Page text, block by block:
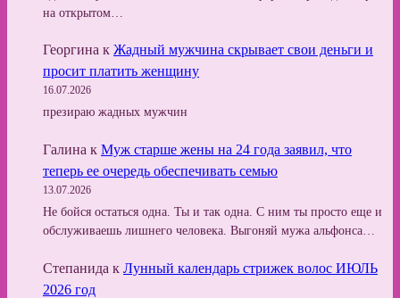
на открытом…
Георгина к Жадный мужчина скрывает свои деньги и
просит платить женщину
16.07.2026
презираю жадных мужчин
Галина к Муж старше жены на 24 года заявил, что
теперь ее очередь обеспечивать семью
13.07.2026
Не бойся остаться одна. Ты и так одна. С ним ты просто еще и
обслуживаешь лишнего человека. Выгоняй мужа альфонса…
Степанида к Лунный календарь стрижек волос ИЮЛЬ
2026 год